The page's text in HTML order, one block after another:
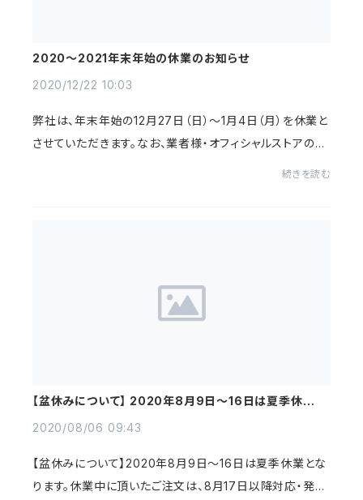
2020～2021年末年始の休業のお知らせ
2020/12/22 10:03
弊社は、年末年始の12月27日（日）～1月4日（月）を休業と
させていただきます。なお、業者様・オフィシャルストアの年
続きを読む
【盆休みについて】 2020年8月9日〜16日は夏季休業と
2020/08/06 09:43
【盆休みについて】2020年8月9日〜16日は夏季休業とな
ります。休業中に頂いたご注文は、8月17日以降対応・発送